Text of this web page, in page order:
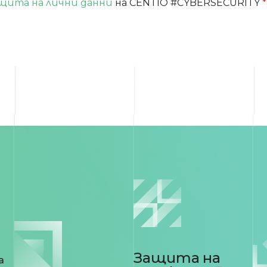
на лични данни на CENTIO #CYBERSECURITY*
Защита на